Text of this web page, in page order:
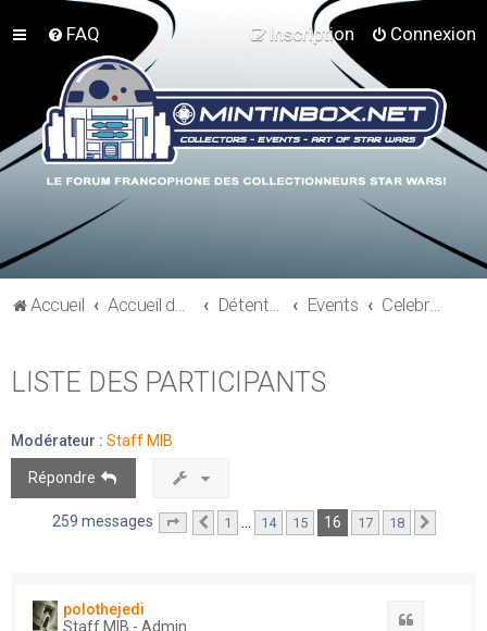
FAQ Connexion
Inscription
Accueil Accueil du forum Détente et communauté Mint In Box Events Celebration V - Orlando 2010
LISTE DES PARTICIPANTS
Modérateur : Staff MIB
Répondre
259 messages Page 16 sur 18
Précédent
1 … 14 15 16 17 18
polothejedi
Staff MIB - Admin